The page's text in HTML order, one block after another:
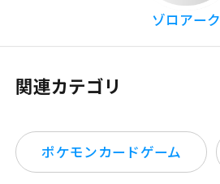
ゾロアーク
関連カテゴリ
ポケモンカードゲーム